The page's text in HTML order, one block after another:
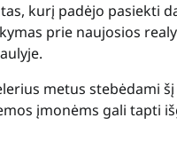
kurį padėjo
prie naujosios
metus stebėdami
įmonėms gali tapti